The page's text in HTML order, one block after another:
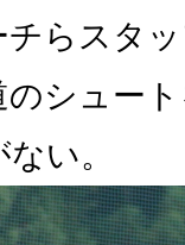
チらスタ
のシュー
い。